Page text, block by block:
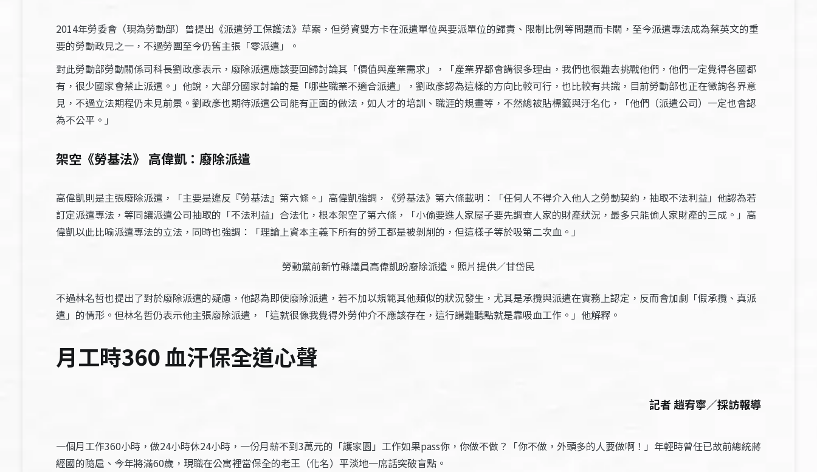
2014年勞委會（現為勞動部）曾提出《派遣勞工保護法》草案，但勞資雙方卡在派遣單位與要派單位的歸責、限制比例等問題而卡關，至今派遣專法成為蔡英文的重
要的勞動政見之一，不過勞團至今仍舊主張「零派遣」。
對此勞動部勞動關係司科長劉政彥表示，廢除派遣應該要回歸討論其「價值與產業需求」，「產業界都會講很多理由，我們也很難去挑戰他們，他們一定覺得各國都
有，很少國家會禁止派遣。」他說，大部分國家討論的是「哪些職業不適合派遣」，劉政彥認為這樣的方向比較可行，也比較有共識，目前勞動部也正在徵詢各界意
見，不過立法期程仍未見前景。劉政彥也期待派遣公司能有正面的做法，如人才的培訓、職涯的規畫等，不然總被貼標籤與汙名化，「他們（派遣公司）一定也會認
為不公平。」
架空《勞基法》 高偉凱：廢除派遣
高偉凱則是主張廢除派遣，「主要是違反『勞基法』第六條。」高偉凱強調，《勞基法》第六條載明：「任何人不得介入他人之勞動契約，抽取不法利益」他認為若
訂定派遣專法，等同讓派遣公司抽取的「不法利益」合法化，根本架空了第六條，「小偷要進人家屋子要先調查人家的財產狀況，最多只能偷人家財產的三成。」高
偉凱以此比喻派遣專法的立法，同時也強調：「理論上資本主義下所有的勞工都是被剝削的，但這樣子等於吸第二次血。」
勞動黨前新竹縣議員高偉凱盼廢除派遣。照片提供／甘岱民
不過林名哲也提出了對於廢除派遣的疑慮，他認為即使廢除派遣，若不加以規範其他類似的狀況發生，尤其是承攬與派遣在實務上認定，反而會加劇「假承攬、真派
遣」的情形。但林名哲仍表示他主張廢除派遣，「這就很像我覺得外勞仲介不應該存在，這行講難聽點就是靠吸血工作。」他解釋。
月工時360 血汗保全道心聲
記者 趙宥寧／採訪報導
一個月工作360小時，做24小時休24小時，一份月薪不到3萬元的「護家園」工作如果pass你，你做不做？「你不做，外頭多的人要做啊！」年輕時曾任已故前總統蔣
經國的隨扈、今年將滿60歲，現職在公寓裡當保全的老王（化名）平淡地一席話突破盲點。